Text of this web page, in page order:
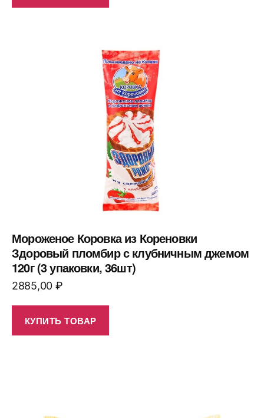
Мороженое Коровка из Кореновки
Здоровый пломбир с клубничным джемом
120г (3 упаковки, 36шт)
2885,00 ₽
КУПИТЬ ТОВАР